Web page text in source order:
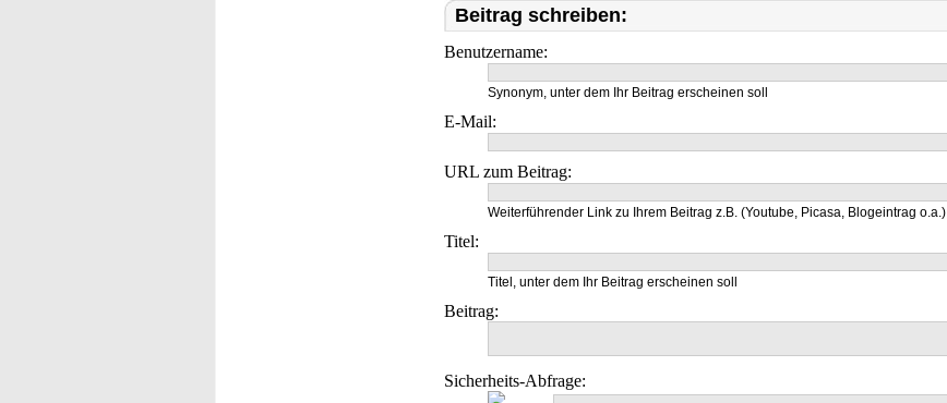
Beitrag schreiben:
Benutzername:
Synonym, unter dem Ihr Beitrag erscheinen soll
E-Mail:
URL zum Beitrag:
Weiterführender Link zu Ihrem Beitrag z.B. (Youtube, Picasa, Blogeintrag o.a.)
Titel:
Titel, unter dem Ihr Beitrag erscheinen soll
Beitrag:
Sicherheits-Abfrage: